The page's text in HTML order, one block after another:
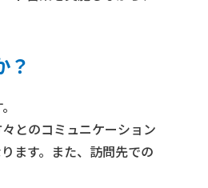
？
とのコミュニケーション
ます。また、訪問先での